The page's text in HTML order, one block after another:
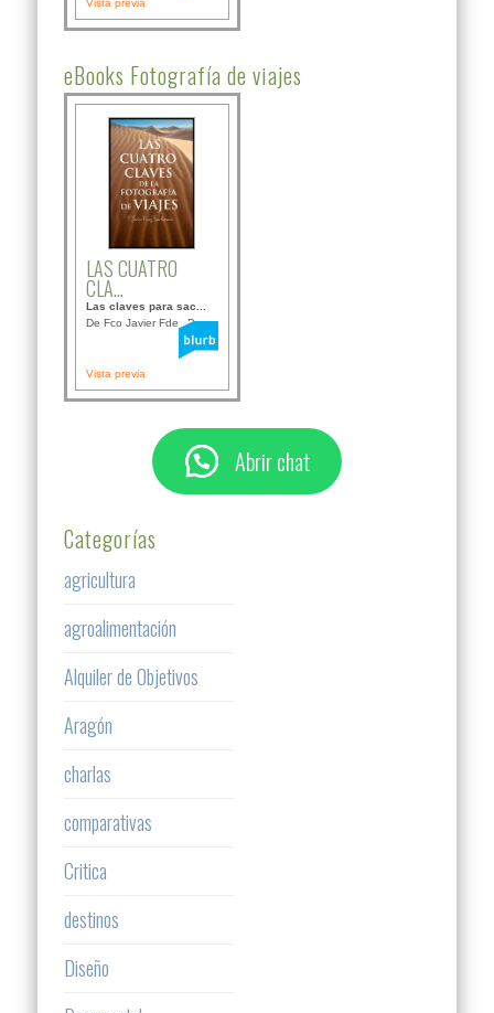
Vista previa
eBooks Fotografía de viajes
LAS CUATRO
CLA...
Las claves para sac...
De Fco Javier Fdez B...
Vista previa
Abrir chat
Categorías
agricultura
agroalimentación
Alquiler de Objetivos
Aragón
charlas
comparativas
Critica
destinos
Diseño